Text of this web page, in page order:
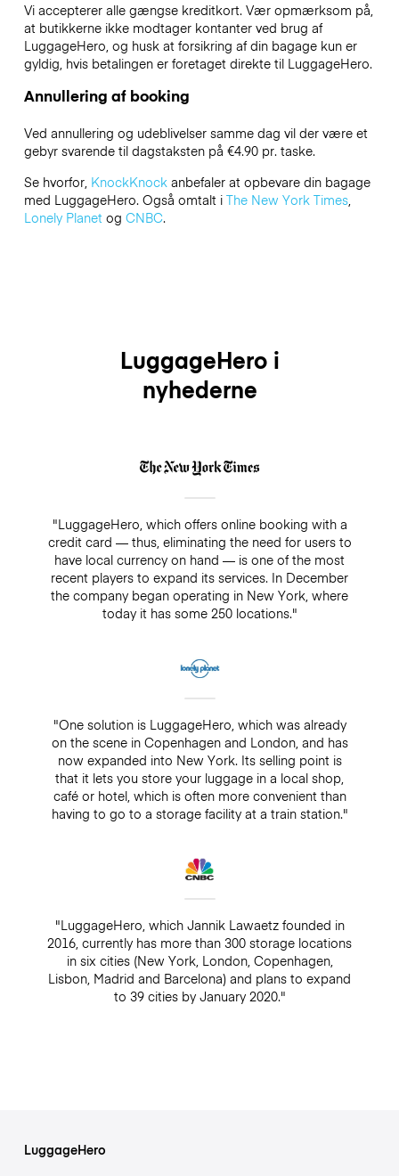
Vi accepterer alle gængse kreditkort. Vær opmærksom på,
at butikkerne ikke modtager kontanter ved brug af
LuggageHero, og husk at forsikring af din bagage kun er
gyldig, hvis betalingen er foretaget direkte til LuggageHero.
Annullering af booking
Ved annullering og udeblivelser samme dag vil der være et
gebyr svarende til dagstaksten på €4.90 pr. taske.
Se hvorfor, KnockKnockanbefaler at opbevare din bagage
med LuggageHero. Også omtalt i The New York Times,
Lonely Planetog CNBC.
LuggageHero i
nyhederne
"LuggageHero, which offers online booking with a
credit card — thus, eliminating the need for users to
have local currency on hand — is one of the most
recent players to expand its services. In December
the company began operating in New York, where
today it has some 250 locations."
"One solution is LuggageHero, which was already
on the scene in Copenhagen and London, and has
now expanded into New York. Its selling point is
that it lets you store your luggage in a local shop,
café or hotel, which is often more convenient than
having to go to a storage facility at a train station."
"LuggageHero, which Jannik Lawaetz founded in
2016, currently has more than 300 storage locations
in six cities (New York, London, Copenhagen,
Lisbon, Madrid and Barcelona) and plans to expand
to 39 cities by January 2020."
LuggageHero